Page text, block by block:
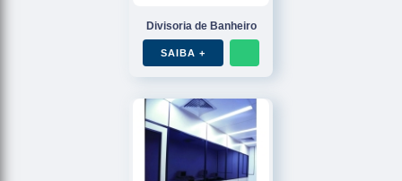
Divisoria de Banheiro
SAIBA +